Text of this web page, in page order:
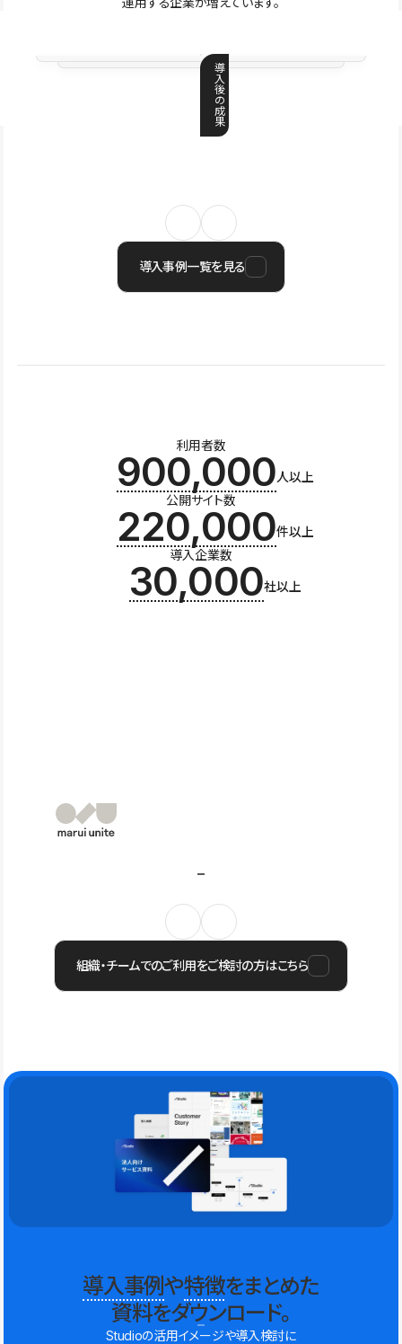
導
入
後
の
成
果
導入事例一覧を見る
利用者数
900,000人以上
公開サイト数
220,000件以上
導入企業数
30,000社以上
組織・チームでのご利用をご検討の方はこちら
導入事例や特徴をまとめた
資料をダウンロード。
Studioの活用イメージや導入検討に